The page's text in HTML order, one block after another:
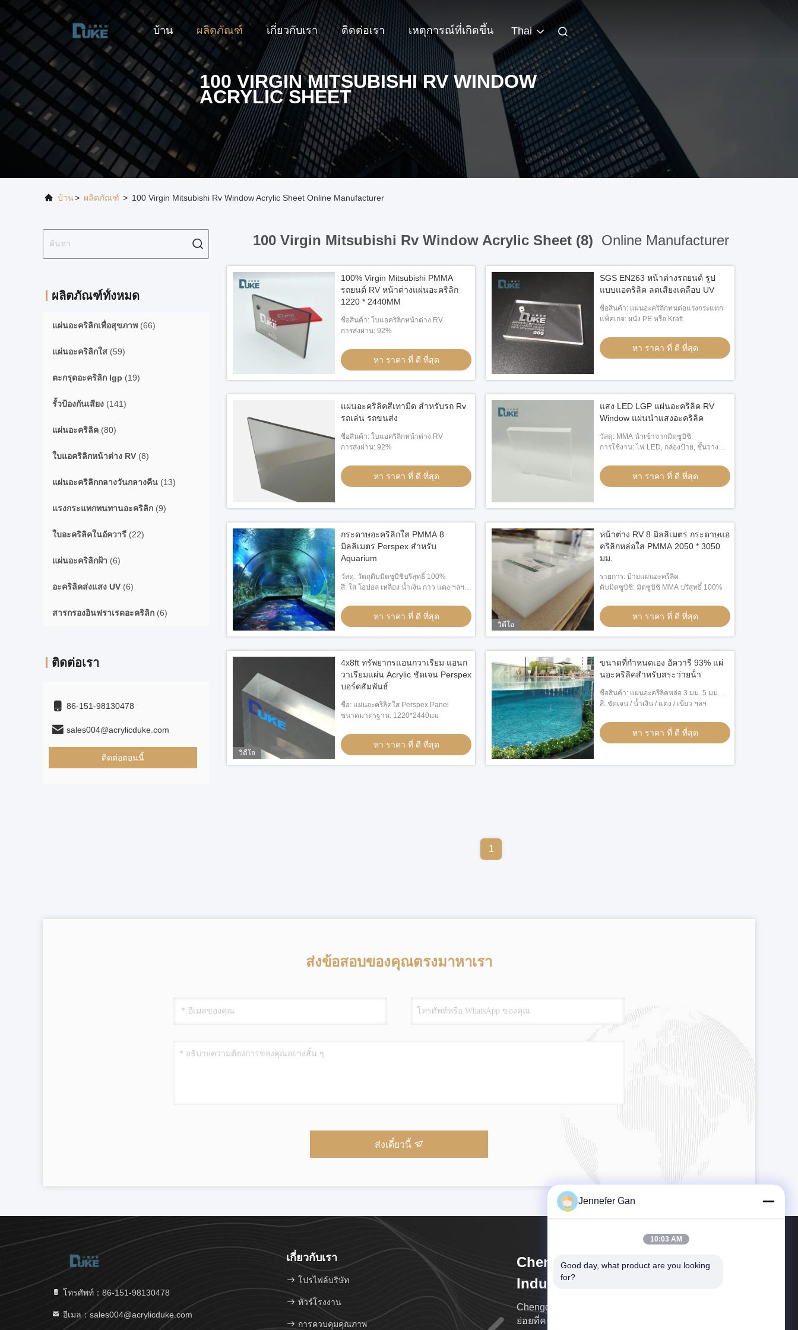
บ้าน ผลิตภัณฑ์ เกี่ยวกับเรา ติดต่อเรา เหตุการณ์ที่เกิดขึ้น Thai
100 VIRGIN MITSUBISHI RV WINDOW
ACRYLIC SHEET
บ้าน> ผลิตภัณฑ์ > 100 Virgin Mitsubishi Rv Window Acrylic Sheet Online Manufacturer
ผลิตภัณฑ์ทั้งหมด
แผ่นอะคริลิกเพื่อสุขภาพ (66)
แผ่นอะคริลิกใส (59)
ตะกรุดอะคริลิก lgp (19)
รั้วป้องกันเสียง (141)
แผ่นอะคริลิค (80)
ใบแอคริลิกหน้าต่าง RV (8)
แผ่นอะคริลิกกลางวันกลางคืน (13)
แรงกระแทกทนทานอะคริลิก (9)
ใบอะคริลิคในอัควารี (22)
แผ่นอะคริลิกฝ้า (6)
อะคริลิคส่งแสง UV (6)
สารกรองอินฟราเรดอะคริลิก (6)
ติดต่อเรา
86-151-98130478
sales004@acrylicduke.com
ติดต่อตอนนี้
100 Virgin Mitsubishi Rv Window Acrylic Sheet (8) Online Manufacturer
100% Virgin Mitsubishi PMMA
รถยนต์ RV หน้าต่างแผ่นอะคริลิก
1220 * 2440MM
ชื่อสินค้า: ใบแอคริลิกหน้าต่าง RV
การส่งผ่าน: 92%
หา ราคา ที่ ดี ที่สุด
SGS EN263 หน้าต่างรถยนต์ รูป
แบบแอคริลิค ลดเสียงเคลือบ UV
ชื่อสินค้า: แผ่นอะคริลิกทนต่อแรงกระแทก
แพ็คเกจ: ผนัง PE หรือ Kraft
หา ราคา ที่ ดี ที่สุด
แผ่นอะคริลิคสีเทามืด สําหรับรถ Rv
รถเล่น รถขนส่ง
ชื่อสินค้า: ใบแอคริลิกหน้าต่าง RV
การส่งผ่าน: 92%
หา ราคา ที่ ดี ที่สุด
แสง LED LGP แผ่นอะคริลิค RV
Window แผ่นนําแสงอะคริลิค
วัสดุ: MMA นำเข้าจากมิตซูบิชิ
การใช้งาน: ไฟ LED, กล่องป้าย, ชั้นวาง
หา ราคา ที่ ดี ที่สุด
กระดาษอะคริลิกใส PMMA 8
มิลลิเมตร Perspex สําหรับ
Aquarium
วัสดุ: วัตถุดิบมิตซูบิชิบริสุทธิ์ 100%
สี: ใส โอปอล เหลือง น้ำเงิน กาว แดง ฯลฯ
หา ราคา ที่ ดี ที่สุด
วิดีโอ
หน้าต่าง RV 8 มิลลิเมตร กระดาษแอ
คริลิกหล่อใส PMMA 2050 * 3050
มม.
รายการ: ป้ายแผ่นอะครีลิค
ดิบมิตซูบิชิ: มิตซูบิชิ MMA บริสุทธิ์ 100%
หา ราคา ที่ ดี ที่สุด
วิดีโอ
4x8ft ทรัพยากรแอนกวาเรียม แอนก
วาเรียมแผ่น Acrylic ชัดเจน Perspex
บอร์ดสัมพันธ์
ชื่อ: แผ่นอะครีลิคใส Perspex Panel
ขนาดมาตรฐาน: 1220*2440มม
หา ราคา ที่ ดี ที่สุด
ขนาดที่กําหนดเอง อัควารี 93% แผ่
นอะคริลิคสําหรับสระว่ายน้ํา
ชื่อสินค้า: แผ่นอะครีลิคหล่อ 3 มม. 5 มม. แผ่
นอะครีลิคใสพลาสติก
สี: ชัดเจน / น้ำเงิน / แดง / เขียว ฯลฯ
หา ราคา ที่ ดี ที่สุด
1
ส่งข้อสอบของคุณตรงมาหาเรา
ส่งเดี๋ยวนี้
โทรศัพท์：86-151-98130478
อีเมล：sales004@acrylicduke.com
เกี่ยวกับเรา
โปรไฟล์บริษัท
ทัวร์โรงงาน
การควบคุมคุณภาพ
Chengdu Cast Acrylic Panel
Industry Co., Ltd
Chengdu Cast Acrylic Panel Co.,Ltd ((CDA) เป็นบริษัท
ย่อยที่ครอบครองโดยเต็มของ Monarch Group
Jennefer Gan
10:03 AM
Good day, what product are you looking
for?